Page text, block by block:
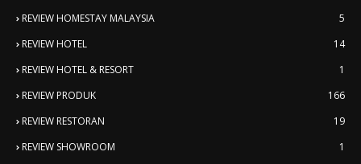
REVIEW HOMESTAY MALAYSIA
5
REVIEW HOTEL
14
REVIEW HOTEL & RESORT
1
REVIEW PRODUK
166
REVIEW RESTORAN
19
REVIEW SHOWROOM
1